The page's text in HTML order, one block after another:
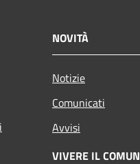
NOVITÀ
Notizie
Comunicati
Avvisi
VIVERE IL